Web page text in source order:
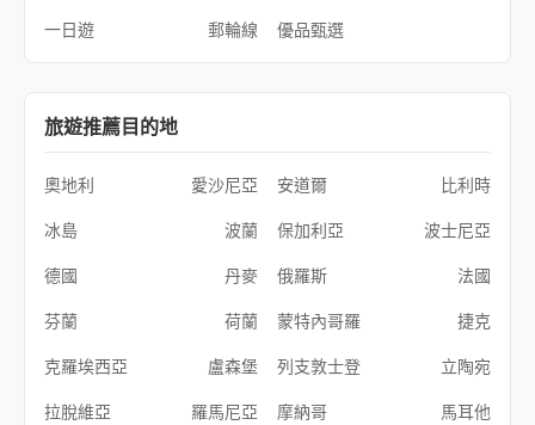
一日遊 郵輪線 優品甄選
旅遊推薦目的地
奧地利 愛沙尼亞 安道爾 比利時
冰島 波蘭 保加利亞 波士尼亞
德國 丹麥 俄羅斯 法國
芬蘭 荷蘭 蒙特內哥羅 捷克
克羅埃西亞 盧森堡 列支敦士登 立陶宛
拉脫維亞 羅馬尼亞 摩納哥 馬耳他